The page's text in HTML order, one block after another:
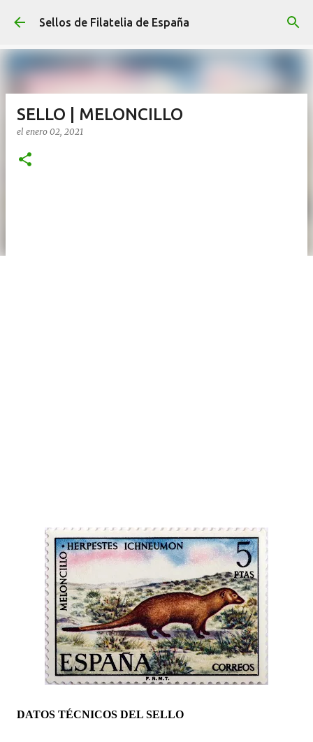
Ir al contenido principal
Sellos de Filatelia de España
SELLO | MELONCILLO
el enero 02, 2021
DATOS TÉCNICOS DEL SELLO